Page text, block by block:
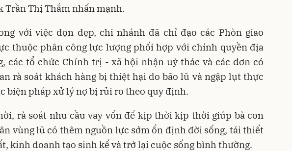
Trần Thị Thắm nhấn mạnh.
với việc dọn dẹp, chi nhánh đã chỉ đạo các Phòn giao
thuộc phân công lực lượng phối hợp với chính quyền địa
các tổ chức Chính trị - xã hội nhận uỷ thác và các đơn có
rà soát khách hàng bị thiệt hại do bão lũ và ngập lụt thực
biện pháp xử lý nợ bị rủi ro theo quy định.
rà soát nhu cầu vay vốn để kịp thời kịp thời giúp bà con
vùng lũ có thêm nguồn lực sớm ổn định đời sống, tái thiết
kinh doanh tạo sinh kế và trở lại cuộc sống bình thường.